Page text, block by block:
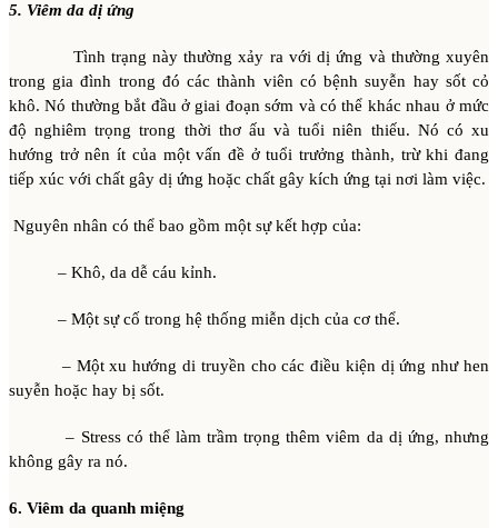
5. Viêm da dị ứng
Tình trạng này thường xảy ra với dị ứng và thường xuyên
trong gia đình trong đó các thành viên có bệnh suyễn hay sốt cỏ
khô. Nó thường bắt đầu ở giai đoạn sớm và có thể khác nhau ở mức
độ nghiêm trọng trong thời thơ ấu và tuổi niên thiếu. Nó có xu
hướng trở nên ít của một vấn đề ở tuổi trưởng thành, trừ khi đang
tiếp xúc với chất gây dị ứng hoặc chất gây kích ứng tại nơi làm việc.
Nguyên nhân có thể bao gồm một sự kết hợp của:
– Khô, da dễ cáu kỉnh.
– Một sự cố trong hệ thống miễn dịch của cơ thể.
– Một xu hướng di truyền cho các điều kiện dị ứng như hen
suyễn hoặc hay bị sốt.
– Stress có thể làm trầm trọng thêm viêm da dị ứng, nhưng
không gây ra nó.
6. Viêm da quanh miệng